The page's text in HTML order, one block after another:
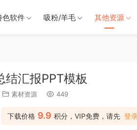
色软件 吸粉/羊毛 其他资源
结汇报PPT模板
素材资源 449
下载价格 9.9 积分，VIP免费，请先 登